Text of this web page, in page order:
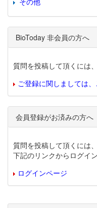
BioToday 非会員の方へ
質問を投稿して頂くには
ご登録に関しましては、
会員登録がお済みの方へ
質問を投稿して頂くには
下記のリンクからログイ
ログインページ